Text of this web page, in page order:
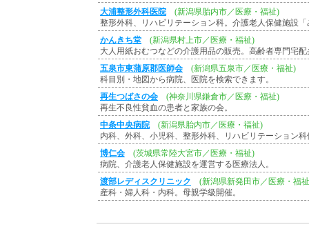
大浦整形外科医院
(新潟県胎内市／医療・福祉)
整形外科、リハビリテーション科。介護老人保健施設
かんきち堂
(新潟県村上市／医療・福祉)
大人用紙おむつなどの介護用品の販売。高齢者専門宅
五泉市東蒲原郡医師会
(新潟県五泉市／医療・福祉)
科目別・地図から病院、医院を検索できます。
再生つばさの会
(神奈川県鎌倉市／医療・福祉)
再生不良性貧血の患者と家族の会。
中条中央病院
(新潟県胎内市／医療・福祉)
内科、外科、小児科、整形外科、リハビリテーション
博仁会
(茨城県常陸大宮市／医療・福祉)
病院、介護老人保健施設を運営する医療法人。
渡部レディスクリニック
(新潟県新発田市／医療・福
産科・婦人科・内科。母親学級開催。